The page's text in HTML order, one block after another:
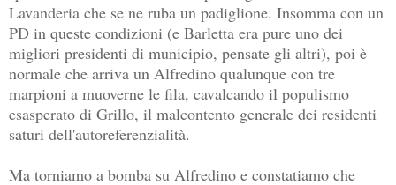
Lavanderia che se ne ruba un padiglione. Insomma con un
PD in queste condizioni (e Barletta era pure uno dei
migliori presidenti di municipio, pensate gli altri), poi è
normale che arriva un Alfredino qualunque con tre
marpioni a muoverne le fila, cavalcando il populismo
esasperato di Grillo, il malcontento generale dei residenti
saturi dell'autoreferenzialità.
Ma torniamo a bomba su Alfredino e constatiamo che